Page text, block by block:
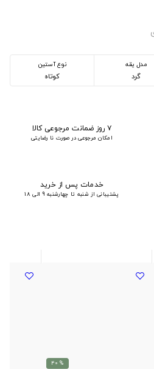
مدل یقه
گرد
نوع آستین
کوتاه
۷ روز ضمانت مرجوعی کالا
امکان مرجوعی در صورت نا رضایتی
خدمات پس از خرید
پشتیبانی از شنبه تا چهارشنبه 9 الی 18
% 40